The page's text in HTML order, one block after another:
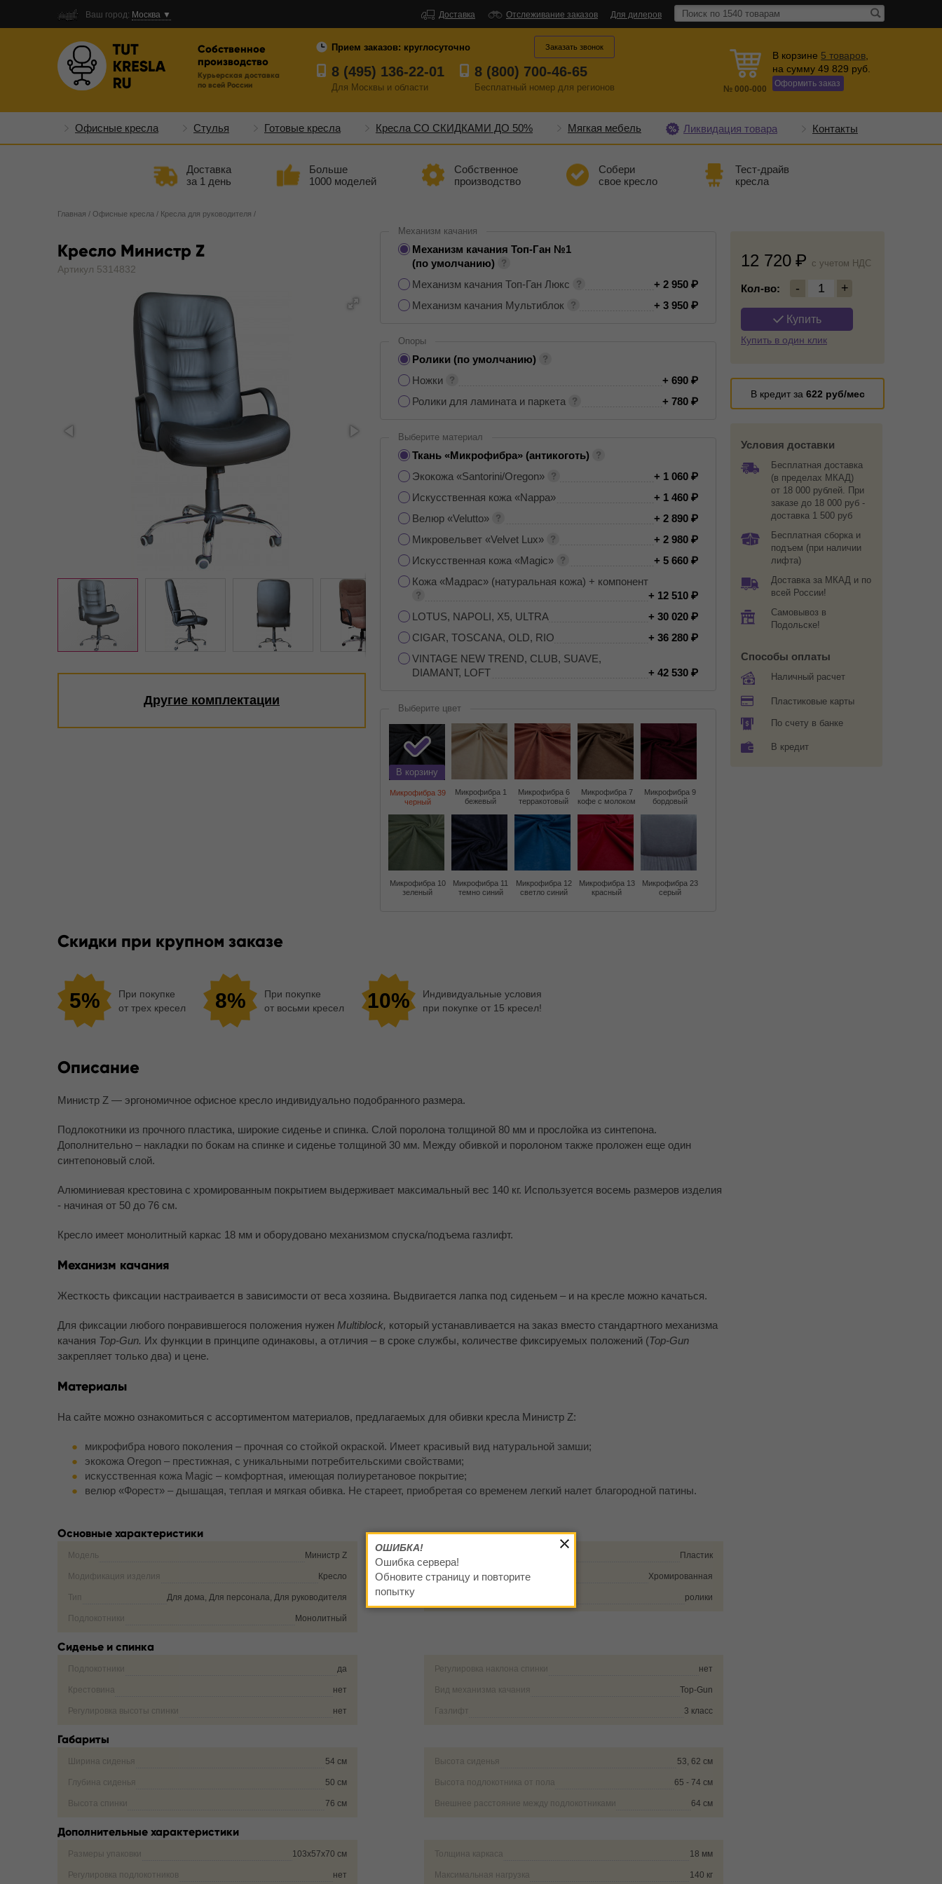
Ваш город: Москва ▼ Доставка Отслеживание заказов Для дилеров
Собственное
производство
Курьерская доставка
по всей России
Прием заказов: круглосуточно
8 (495) 136-22-01
Для Москвы и области
8 (800) 700-46-65
Бесплатный номер для регионов
Заказать звонок
№ 000-000
В корзине 5 товаров
на сумму 49 829 руб.
Оформить заказ
Офисные кресла Стулья Готовые кресла Кресла СО СКИДКАМИ ДО 50% Мягкая мебель Ликвидация товара Контакты
Доставка
за 1 день
Больше
1000 моделей
Собственное
производство
Собери
свое кресло
Тест-драйв
кресла
Главная / Офисные кресла / Кресла для руководителя /
Кресло Министр Z
Артикул 5314832
Другие комплектации
12 720 c учетом НДС
Кол-во: - 1 +
Купить
Купить в один клик
В кредит за 622 руб/мес
Условия доставки
Бесплатная доставка
(в пределах МКАД)
от 18 000 рублей. При
заказе до 18 000 руб -
доставка 1 500 руб
Бесплатная сборка и
подъем (при наличии
лифта)
Доставка за МКАД и по
всей России!
Самовывоз в
Подольске!
Способы оплаты
Наличный расчет
Пластиковые карты
По счету в банке
В кредит
Механизм качания
Механизм качания Топ-Ган №1
(по умолчанию)
Механизм качания Топ-Ган Люкс
+ 2 950
Механизм качания Мультиблок
+ 3 950
Опоры
Ролики (по умолчанию)
Ножки
+ 690
Ролики для ламината и паркета
+ 780
Выберите материал
Ткань «Микрофибра» (антикоготь)
Экокожа «Santorini/Oregon»
+ 1 060
Искусственная кожа «Nappa»
+ 1 460
Велюр «Velutto»
+ 2 890
Микровельвет «Velvet Lux»
+ 2 980
Искусственная кожа «Magic»
+ 5 660
Кожа «Мадрас» (натуральная кожа) + компонент
+ 12 510
LOTUS, NAPOLI, X5, ULTRA
+ 30 020
CIGAR, TOSCANA, OLD, RIO
+ 36 280
VINTAGE NEW TREND, CLUB, SUAVE,
DIAMANT, LOFT
+ 42 530
Выберите цвет
В корзину
Микрофибра 39
черный
Микрофибра 1
бежевый
Микрофибра 6
терракотовый
Микрофибра 7
кофе с молоком
Микрофибра 9
бордовый
Микрофибра 10
зеленый
Микрофибра 11
темно синий
Микрофибра 12
светло синий
Микрофибра 13
красный
Микрофибра 23
серый
Скидки при крупном заказе
5%
При покупке
от трех кресел
8%
При покупке
от восьми кресел
10%
Индивидуальные условия
при покупке от 15 кресел!
Описание
Министр Z — эргономичное офисное кресло индивидуально подобранного размера.
Подлокотники из прочного пластика, широкие сиденье и спинка. Слой поролона толщиной 80 мм и прослойка из синтепона.
Дополнительно – накладки по бокам на спинке и сиденье толщиной 30 мм. Между обивкой и поролоном также проложен еще один
синтепоновый слой.
Алюминиевая крестовина с хромированным покрытием выдерживает максимальный вес 140 кг. Используется восемь размеров изделия
- начиная от 50 до 76 см.
Кресло имеет монолитный каркас 18 мм и оборудовано механизмом спуска/подъема газлифт.
Механизм качания
Жесткость фиксации настраивается в зависимости от веса хозяина. Выдвигается лапка под сиденьем – и на кресле можно качаться.
Для фиксации любого понравившегося положения нужен Multiblock, который устанавливается на заказ вместо стандартного механизма
качания Top-Gun. Их функции в принципе одинаковы, а отличия – в сроке службы, количестве фиксируемых положений (Top-Gun
закрепляет только два) и цене.
Материалы
На сайте можно ознакомиться с ассортиментом материалов, предлагаемых для обивки кресла Министр Z:
микрофибра нового поколения – прочная со стойкой окраской. Имеет красивый вид натуральной замши;
экокожа Oregon – престижная, с уникальными потребительскими свойствами;
искусственная кожа Magic – комфортная, имеющая полиуретановое покрытие;
велюр «Форест» – дышащая, теплая и мягкая обивка. Не стареет, приобретая со временем легкий налет благородной патины.
Основные характеристики
Модель Министр Z
Модификация изделия Кресло
Тип Для дома, Для персонала, Для руководителя
Подлокотники Монолитный
Пластик
Крестовина Хромированная
ролики
Сиденье и спинка
Подлокотники да
Крестовина нет
Регулировка высоты спинки нет
Регулировка наклона спинки нет
Вид механизма качания Top-Gun
Газлифт 3 класс
Габариты
Ширина сиденья 54 см
Глубина сиденья 50 см
Высота спинки 76 см
Высота сиденья 53, 62 см
Высота подлокотника от пола 65 - 74 см
Внешнее расстояние между подлокотниками 64 см
Дополнительные характеристики
Размеры упаковки 103х57х70 см
Регулировка подлокотников нет
Толщина каркаса 18 мм
Максимальная нагрузка 140 кг
ОШИБКА!
Ошибка сервера!
Обновите страницу и повторите
попытку